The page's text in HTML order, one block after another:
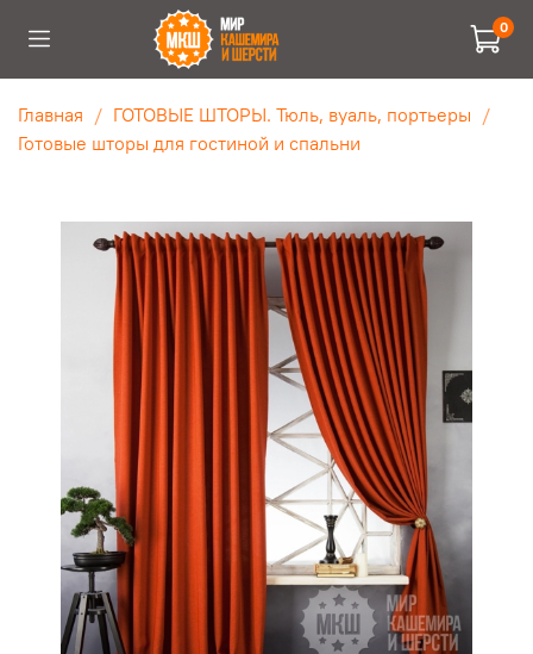
0
Главная
ГОТОВЫЕ ШТОРЫ. Тюль, вуаль, портьеры
Готовые шторы для гостиной и спальни